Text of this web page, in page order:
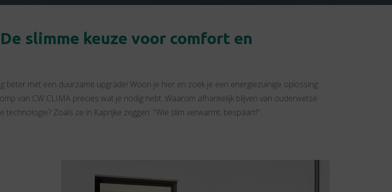
slimme keuze voor comfort en
met een duurzame upgrade! Woon je hier en zoek je een energiezuinige oplossing
van CW CLIMA precies wat je nodig hebt. Waarom afhankelijk blijven van ouderwetse
Zoals ze in Kaprijke zeggen: "Wie slim verwarmt, bespaart!"